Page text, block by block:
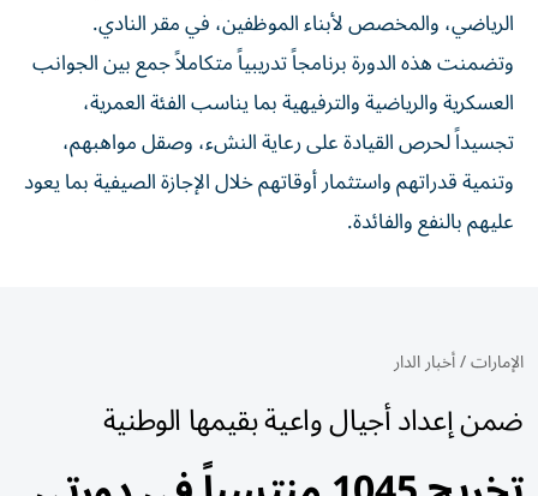
الرياضي، والمخصص لأبناء الموظفين، في مقر النادي.
وتضمنت هذه الدورة برنامجاً تدريبياً متكاملاً جمع بين الجوانب
العسكرية والرياضية والترفيهية بما يناسب الفئة العمرية،
تجسيداً لحرص القيادة على رعاية النشء، وصقل مواهبهم،
وتنمية قدراتهم واستثمار أوقاتهم خلال الإجازة الصيفية بما يعود
عليهم بالنفع والفائدة.
الإمارات/أخبار الدار
ضمن إعداد أجيال واعية بقيمها الوطنية